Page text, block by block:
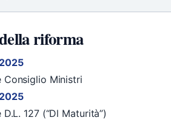
riforma
Consiglio Ministri
127 (“Dl Maturità”)